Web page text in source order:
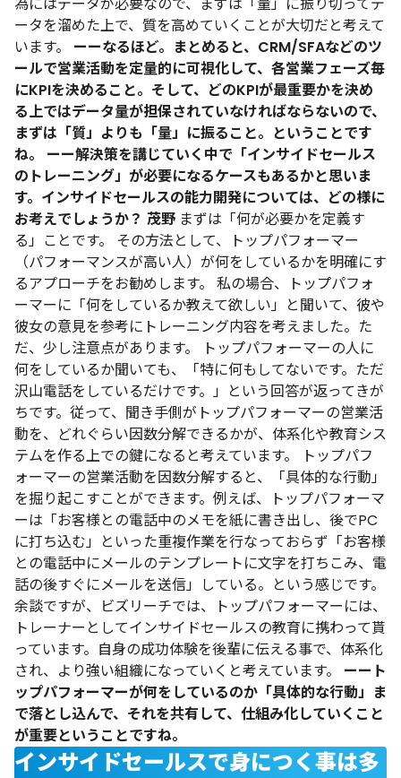
ータを溜めた上で、質を高めていくことが大切だと考えて
います。
ーーなるほど。まとめると、CRM/SFAなどのツ
ールで営業活動を定量的に可視化して、各営業フェーズ毎
にKPIを決めること。そして、どのKPIが最重要かを決め
る上ではデータ量が担保されていなければならないので、
まずは「質」よりも「量」に振ること。ということです
ね。
ーー解決策を講じていく中で「インサイドセールス
のトレーニング」が必要になるケースもあるかと思いま
す。インサイドセールスの能力開発については、どの様に
お考えでしょうか？ 茂野 まずは「何が必要かを定義す
る」ことです。
その方法として、トップパフォーマー
（パフォーマンスが高い人）が何をしているかを明確にす
るアプローチをお勧めします。
私の場合、トップパフォ
ーマーに「何をしているか教えて欲しい」と聞いて、彼や
彼女の意見を参考にトレーニング内容を考えました。た
だ、少し注意点があります。
トップパフォーマーの人に
何をしているか聞いても、「特に何もしてないです。ただ
沢山電話をしているだけです。」という回答が返ってきが
ちです。従って、聞き手側がトップパフォーマーの営業活
動を、どれぐらい因数分解できるかが、体系化や教育シス
テムを作る上での鍵になると考えています。
トップパフ
ォーマーの営業活動を因数分解すると、「具体的な行動」
を掘り起こすことができます。例えば、トップパフォーマ
ーは「お客様との電話中のメモを紙に書き出し、後でPC
に打ち込む」といった重複作業を行なっておらず「お客様
との電話中にメールのテンプレートに文字を打ちこみ、電
話の後すぐにメールを送信」している。という感じです。
余談ですが、ビズリーチでは、トップパフォーマーには、
トレーナーとしてインサイドセールスの教育に携わって貰
っています。自身の成功体験を後輩に伝える事で、体系化
され、より強い組織になっていくと考えています。
ーート
ップパフォーマーが何をしているのか「具体的な行動」ま
で落とし込んで、それを共有して、仕組み化していくこと
が重要ということですね。
インサイドセールスで身につく事は多